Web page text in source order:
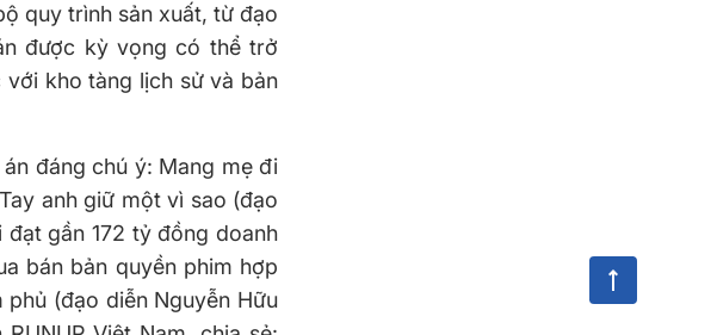
quy trình sản xuất, từ đạo
được kỳ vọng có thể trở
với kho tàng lịch sử và bản
đáng chú ý: Mang mẹ đi
anh giữ một vì sao (đạo
gần 172 tỷ đồng doanh
bán bản quyền phim hợp
(đạo diễn Nguyễn Hữu